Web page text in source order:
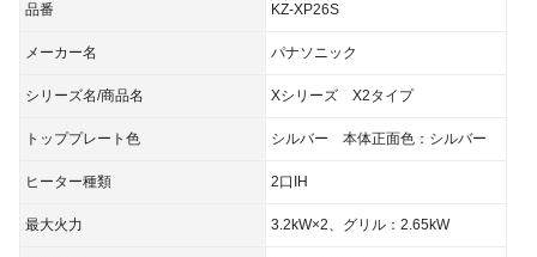
品番 KZ-XP26S
メーカー名 パナソニック
シリーズ名/商品名 Xシリーズ X2タイプ
トッププレート色 シルバー 本体正面色：シルバー
ヒーター種類 2口IH
最大火力 3.2kW×2、グリル：2.65kW